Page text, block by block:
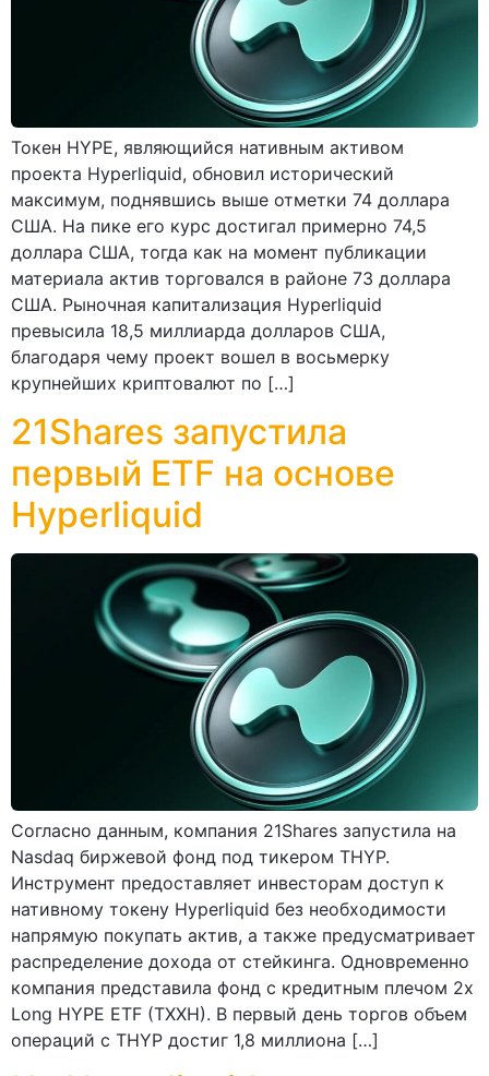
Токен HYPE, являющийся нативным активом
проекта Hyperliquid, обновил исторический
максимум, поднявшись выше отметки 74 доллара
США. На пике его курс достигал примерно 74,5
доллара США, тогда как на момент публикации
материала актив торговался в районе 73 доллара
США. Рыночная капитализация Hyperliquid
превысила 18,5 миллиарда долларов США,
благодаря чему проект вошел в восьмерку
крупнейших криптовалют по […]
21Shares запустила
первый ETF на основе
Hyperliquid
Согласно данным, компания 21Shares запустила на
Nasdaq биржевой фонд под тикером THYP.
Инструмент предоставляет инвесторам доступ к
нативному токену Hyperliquid без необходимости
напрямую покупать актив, а также предусматривает
распределение дохода от стейкинга. Одновременно
компания представила фонд с кредитным плечом 2x
Long HYPE ETF (TXXH). В первый день торгов объем
операций с THYP достиг 1,8 миллиона […]